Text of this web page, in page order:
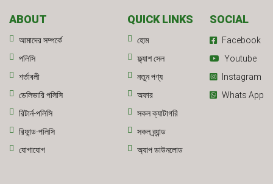
ABOUT
আমাদের সম্পর্কে
পলিসি
শর্তাবলী
ডেলিভারি পলিসি
রিটার্ন-পলিসি
রিফান্ড-পলিসি
যোগাযোগ
QUICK LINKS
হোম
ফ্ল্যাশ সেল
নতুন পণ্য
অফার
সকল ক্যাটাগরি
সকল ব্র্যান্ড
অ্যাপ ডাউনলোড
SOCIAL
Facebook
Youtube
Instagram
Whats App